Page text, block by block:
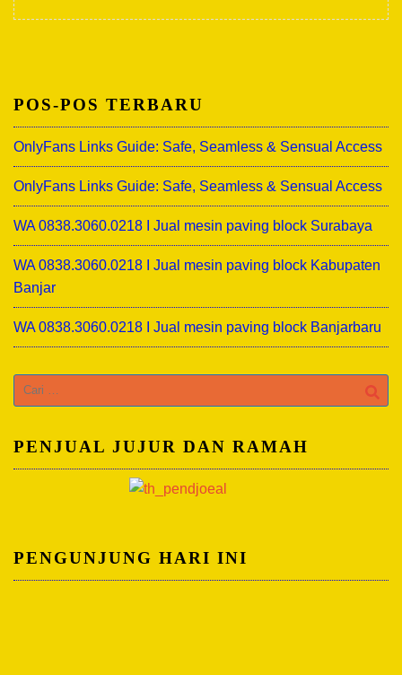
POS-POS TERBARU
OnlyFans Links Guide: Safe, Seamless & Sensual Access
OnlyFans Links Guide: Safe, Seamless & Sensual Access
WA 0838.3060.0218 I Jual mesin paving block Surabaya
WA 0838.3060.0218 I Jual mesin paving block Kabupaten
Banjar
WA 0838.3060.0218 I Jual mesin paving block Banjarbaru
Cari
untuk:
PENJUAL JUJUR DAN RAMAH
PENGUNJUNG HARI INI